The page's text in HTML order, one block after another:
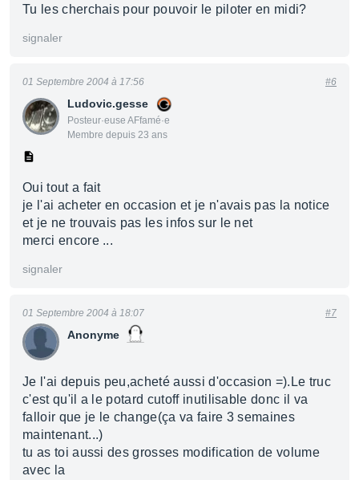
Tu les cherchais pour pouvoir le piloter en midi?
signaler
Ludovic.gesse
Posteur·euse AFfamé·e
Membre depuis 23 ans
01 Septembre 2004 à 17:56 #6
Oui tout a fait
je l'ai acheter en occasion et je n'avais pas la notice
et je ne trouvais pas les infos sur le net
merci encore ...
signaler
Anonyme
01 Septembre 2004 à 18:07 #7
Je l'ai depuis peu,acheté aussi d'occasion =).Le truc
c'est qu'il a le potard cutoff inutilisable donc il va
falloir que je le change(ça va faire 3 semaines
maintenant...)
tu as toi aussi des grosses modification de volume
avec la